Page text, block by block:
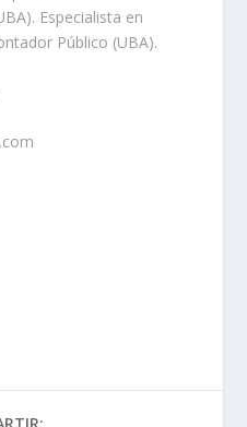
Especialista en
Público (UBA).